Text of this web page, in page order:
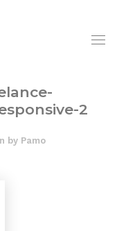
2
by Pamo